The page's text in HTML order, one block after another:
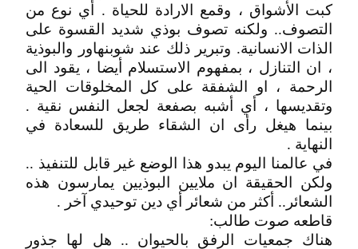
كبت الأشواق ، وقمع الارادة للحياة . أي نوع من
التصوف.. ولكنه تصوف بوذي شديد القسوة على
الذات الانسانية. وتبرير ذلك عند شوبنهاور والبوذية
، ان التنازل ، بمفهوم الاستسلام أيضا ، يقود الى
الرحمة ، او الشفقة على كل المخلوقات الحية
وتقديسها ، أي أشبه بصفعة لجعل النفس نقية .
بينما هيغل رأى ان الشقاء طريق للسعادة في
النهاية .
في عالمنا اليوم يبدو هذا الوضع غير قابل للتنفيذ ..
ولكن الحقيقة ان ملايين البوذيين يمارسون هذه
الشعائر.. أكثر من شعائر أي دين توحيدي آخر .
قاطعه صوت طالب:
هناك جمعيات الرفق بالحيوان .. هل لها جذور